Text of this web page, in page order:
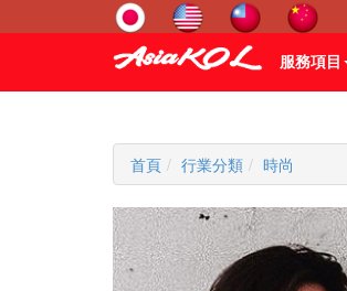
服務項目
首頁 行業分類 時尚